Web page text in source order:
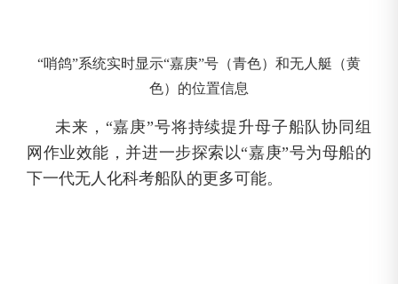
“哨鸽”系统实时显示“嘉庚”号（青色）和无人艇（黄
色）的位置信息
未来，“嘉庚”号将持续提升母子船队协同组
网作业效能，并进一步探索以“嘉庚”号为母船的
下一代无人化科考船队的更多可能。